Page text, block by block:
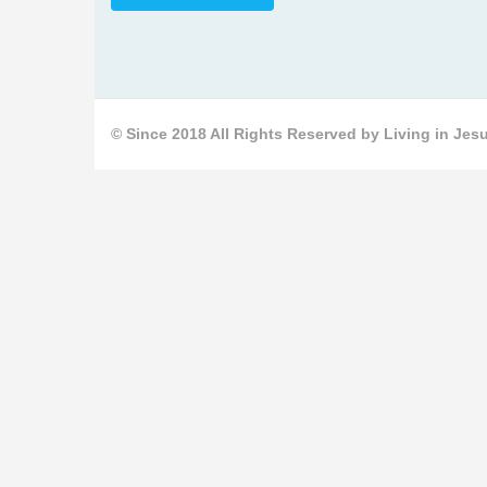
© Since 2018 All Rights Reserved by Living in